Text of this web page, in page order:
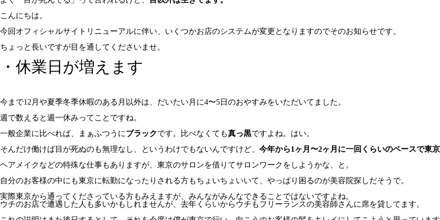
こんにちは。
今回オフィシャルサイトリニューアルに伴い、いくつかお店のシステムが変更となりますのでそのお知らせです。
ちょっと長いですが目を通してくださいませ。
・休業日が増えます
今まで12月や夏季冬季休暇のある月以外は、だいたい月に4〜5日のおやすみをいただいてました。
週で数えると週一休みってことですね。
一般企業に比べれば、まぁふつうにブラックです。比べなくても真っ黒ですよね。はい。
そんだけ働けば目が死ぬのも無理なし、というわけでもないんですけど、 今年から1ヶ月〜2ヶ月に一回くらいのペースで東
ヘアメイクなどの特殊な仕事もありますが、東京のサロンを借りてサロンワークをしようかな、と。
自分のお客様の中にも東京に転勤になったりされる方もちょいちょいいて、やっぱり困るのが美容院探しだそうで。
実際東京から通ってくださっている方もみえますが、みんながみんなできることではないですよね。
ウチのお店で遭遇した人も多いかもしれませんが、去年くらいからウチもフリーランスの美容師さんに席を貸してます。